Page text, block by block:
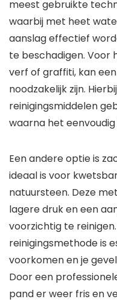
meest gebruikte
waarbij met heet
aanslag effectief
te beschadigen. Voor
verf of graffiti, kan
noodzakelijk zijn.
reinigingsmiddelen
waarna het
Een andere optie is
ideaal is voor
natuursteen. Deze
lagere druk en een
voorzichtig te
reinigingsmethode is
voorkomen en je
Door een
pand er weer fris en